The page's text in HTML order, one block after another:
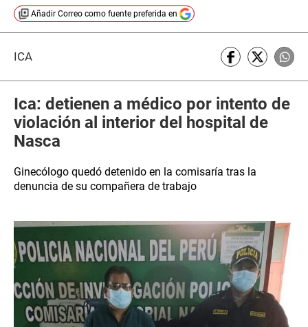
Añadir Correo como fuente preferida en
ICA
Ica: detienen a médico por intento de
violación al interior del hospital de
Nasca
Ginecólogo quedó detenido en la comisaría tras la
denuncia de su compañera de trabajo